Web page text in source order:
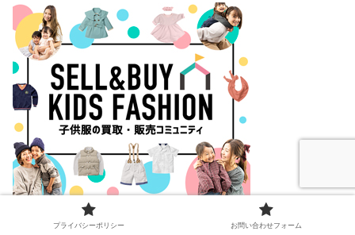
プライバシーポリシー お問い合わせフォーム